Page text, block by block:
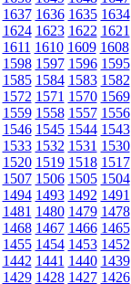
1637 1636 1635 1634
1624 1623 1622 1621
1611 1610 1609 1608
1598 1597 1596 1595
1585 1584 1583 1582
1572 1571 1570 1569
1559 1558 1557 1556
1546 1545 1544 1543
1533 1532 1531 1530
1520 1519 1518 1517
1507 1506 1505 1504
1494 1493 1492 1491
1481 1480 1479 1478
1468 1467 1466 1465
1455 1454 1453 1452
1442 1441 1440 1439
1429 1428 1427 1426